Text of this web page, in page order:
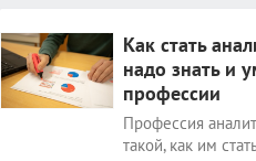
Как стать
надо знать и
профессии
Профессия
такой, как им